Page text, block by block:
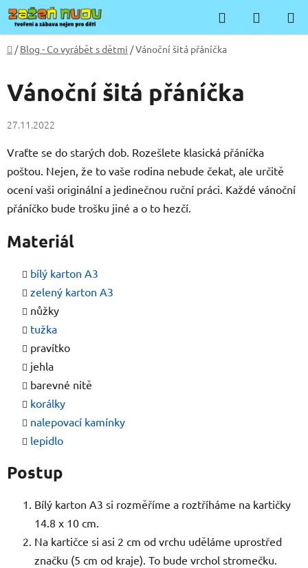
Přejít
na
obsah
Hledat
KOŠÍK
Domů
/ Blog - Co vyrábět s dětmi /Vánoční šitá přáníčka
Vánoční šitá přáníčka
27.11.2022
Vraťte se do starých dob. Rozešlete klasická přáníčka
poštou. Nejen, že to vaše rodina nebude čekat, ale určitě
ocení vaši originální a jedinečnou ruční práci. Každé vánoční
přáníčko bude trošku jiné a o to hezčí.
Materiál
bílý karton A3
zelený karton A3
nůžky
tužka
pravítko
jehla
barevné nitě
korálky
nalepovací kamínky
lepidlo
Postup
Bílý karton A3 si rozměříme a roztříháme na kartičky
14.8 x 10 cm.
Na kartičce si asi 2 cm od vrchu uděláme uprostřed
značku (5 cm od kraje). To bude vrchol stromečku.